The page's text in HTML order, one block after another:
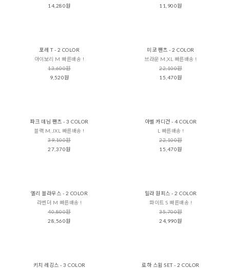
14,280원
11,900원
포레 T - 2 COLOR
아이보리 M 빠른배송 !
13,600원
9,520원
미코 팬츠 - 2 COLOR
브라운 M,XL 빠른배송 !
22,100원
15,470원
파크 데님 팬츠 - 3 COLOR
블랙 M,JXL 빠른배송 !
39,100원
27,370원
아벨 카디건 - 4 COLOR
L 빠른배송 !
22,100원
15,470원
엘리 블라우스 - 2 COLOR
라벤더 M 빠른배송 !
40,800원
28,560원
밀라 원피스 - 2 COLOR
화이트 S 빠른배송 !
35,700원
24,990원
키치 레깅스 - 3 COLOR
로하 스윔 SET - 2 COLOR